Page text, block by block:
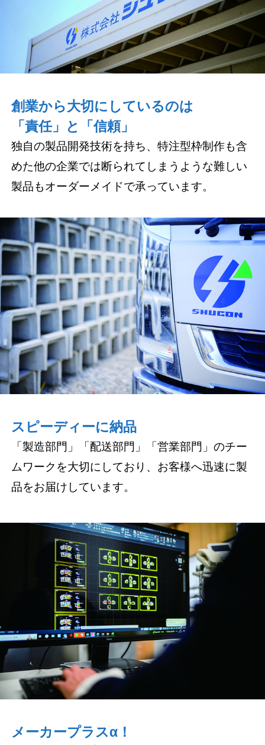
創業から大切にしているのは
「責任」と「信頼」
独自の製品開発技術を持ち、特注型枠制作も含
めた他の企業では断られてしまうような難しい
製品もオーダーメイドで承っています。
スピーディーに納品
「製造部門」「配送部門」「営業部門」のチー
ムワークを大切にしており、お客様へ迅速に製
品をお届けしています。
メーカープラスα！